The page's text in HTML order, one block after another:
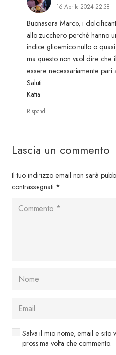
16 Aprile 2024 22:38
Buonasera Marco, i
allo zucchero perchè hanno
indice glicemico nullo o quasi,
ma questo non vuol dire
essere necessariamente pari
Saluti
Katia
Rispondi
Lascia un commento
Il tuo indirizzo email non sarà
contrassegnati *
Salva il mio nome, email e
prossima volta che commento.